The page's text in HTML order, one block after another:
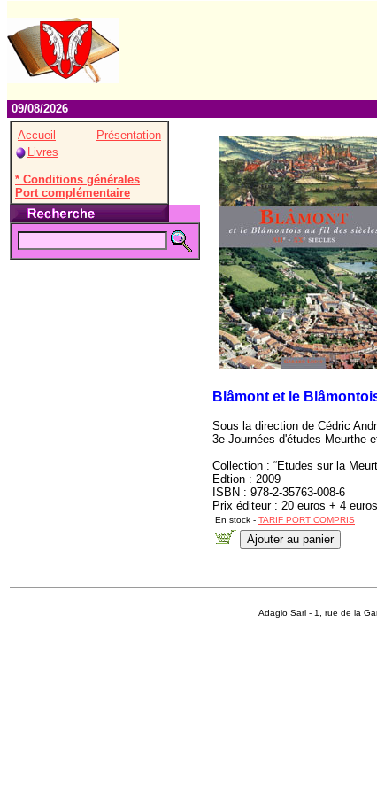
09/08/2026
Accueil
Présentation
Livres
* Conditions générales
Port complémentaire
Blâmont et le
Sous la direction de Cédric
3e Journées d'études
Collection : “Etudes sur la
Edtion : 2009
ISBN : 978-2-35763-008-6
Prix éditeur : 20 euros + 4
En stock - TARIF PORT COMPRIS
Adagio Sarl - 1, rue de la